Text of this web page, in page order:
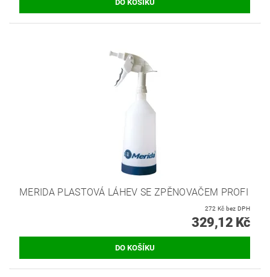
MERIDA PLASTOVÁ LÁHEV SE ZPĚNOVAČEM PROFI
272 Kč bez DPH
329,12 Kč